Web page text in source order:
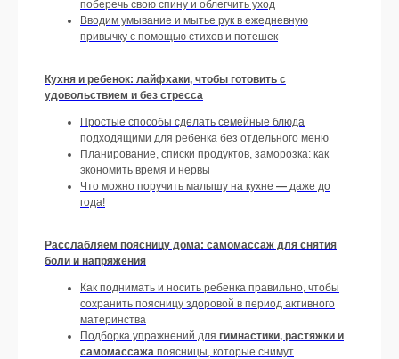
поберечь свою спину и облегчить уход
Вводим умывание и мытье рук в ежедневную
привычку с помощью стихов и потешек
Кухня и ребенок: лайфхаки, чтобы готовить с
удовольствием и без стресса
Простые способы сделать семейные блюда
подходящими для ребенка без отдельного меню
Планирование, списки продуктов, заморозка: как
экономить время и нервы
Что можно поручить малышу на кухне — даже до
года!
Расслабляем поясницу дома: самомассаж для снятия
боли и напряжения
Как поднимать и носить ребенка правильно, чтобы
сохранить поясницу здоровой в период активного
материнства
Подборка упражнений для гимнастики, растяжки и
самомассажа поясницы, которые снимут
ума», «Каждый месяц жду новые
материалы — они реально
анализе500+ научных статей, и
на базе35 официальных
образовательных программ и
программ повышения
квалификации